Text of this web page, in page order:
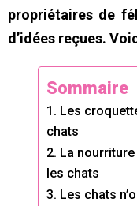
propriétaires de
d’idées reçues.
Sommaire
1. Les
chats
2. La
les chats
3. Les chats